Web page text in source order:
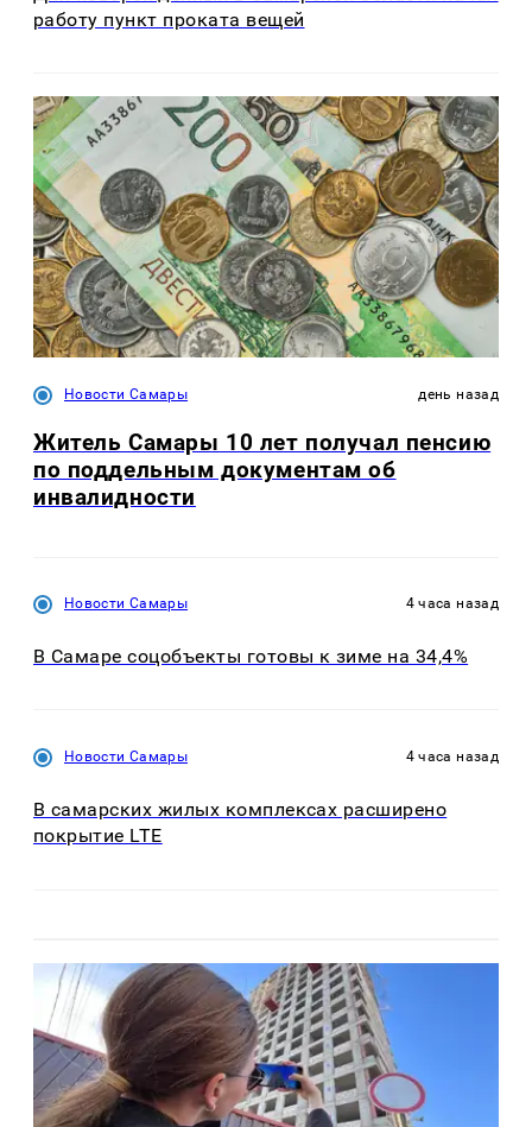
работу пункт проката вещей
Новости Самары день назад
Житель Самары 10 лет получал пенсию
по поддельным документам об
инвалидности
Новости Самары 4 часа назад
В Самаре соцобъекты готовы к зиме на 34,4%
Новости Самары 4 часа назад
В самарских жилых комплексах расширено
покрытие LTE